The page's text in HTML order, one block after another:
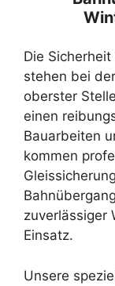
Die
stehen bei
oberster
einen
Bauarbeiten
kommen
zuverlässiger
Einsatz.
Unsere